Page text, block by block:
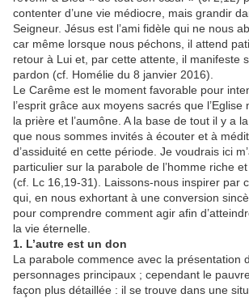
contenter d’une vie médiocre, mais grandir
Seigneur. Jésus est l’ami fidèle qui ne nous
car même lorsque nous péchons, il attend
retour à Lui et, par cette attente, il manifeste
pardon (cf. Homélie du 8 janvier 2016).
Le Carême est le moment favorable pour
l’esprit grâce aux moyens sacrés que l’Eglise
la prière et l’aumône. A la base de tout il y a
que nous sommes invités à écouter et à
d’assiduité en cette période. Je voudrais ici
particulier sur la parabole de l’homme riche
(cf. Lc 16,19-31). Laissons-nous inspirer par
qui, en nous exhortant à une conversion
pour comprendre comment agir afin
la vie éternelle.
1. L’autre est un don
La parabole commence avec la présentation
personnages principaux ; cependant le
façon plus détaillée : il se trouve dans une